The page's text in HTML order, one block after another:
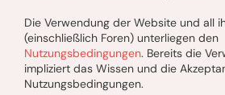
Die Verwendung der Website und all
(einschließlich Foren) unterliegen den
Nutzungsbedingungen. Bereits die
impliziert das Wissen und die
Nutzungsbedingungen.